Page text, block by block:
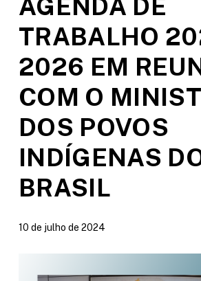
AGENDA DE
TRABALHO
2026 EM
COM O
DOS POVOS
INDÍGENAS
BRASIL
10 de julho de 2024